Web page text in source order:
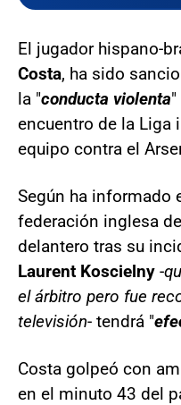
El jugador hispano-
Costa, ha sido
la "conducta violenta
encuentro de la Liga
equipo contra el
Según ha informado
federación inglesa
delantero tras su
Laurent Koscielny -
el árbitro pero fue
televisión- tendrá "
Costa golpeó con
en el minuto 43 del